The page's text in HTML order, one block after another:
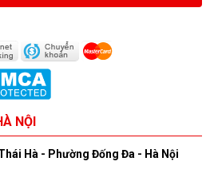
NỘI
Hà - Phường Đống Đa - Hà Nội